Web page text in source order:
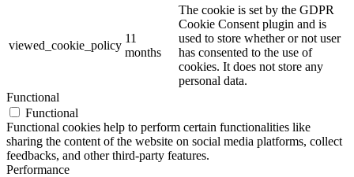
viewed_cookie_policy
11
months
The cookie is set by the GDPR
Cookie Consent plugin and is
used to store whether or not user
has consented to the use of
cookies. It does not store any
personal data.
Functional
Functional
Functional cookies help to perform certain functionalities like
sharing the content of the website on social media platforms, collect
feedbacks, and other third-party features.
Performance